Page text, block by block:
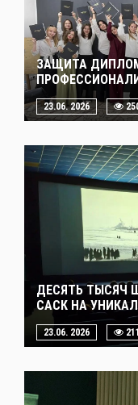
ЗАЩИТА
23.06. 2026
ДЕСЯТЬ ТЫСЯЧ
САСК НА
23.06. 2026 211